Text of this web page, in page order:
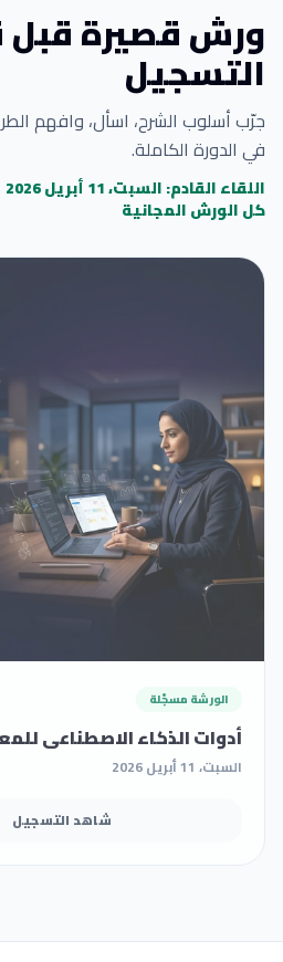
ورش قصيرة قبل
التسجيل
جرّب أسلوب الشرح، اسأل، وافهم
في الدورة الكاملة.
اللقاء القادم: السبت، 11 أبريل 2026
كل الورش المجانية
الورشة مسجّلة
أدوات الذكاء الاصطناعي
السبت، 11 أبريل 2026
شاهد التسجيل